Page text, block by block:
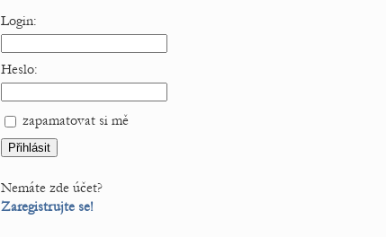
Login:
Heslo:
zapamatovat si mě
Nemáte zde účet?
Zaregistrujte se!